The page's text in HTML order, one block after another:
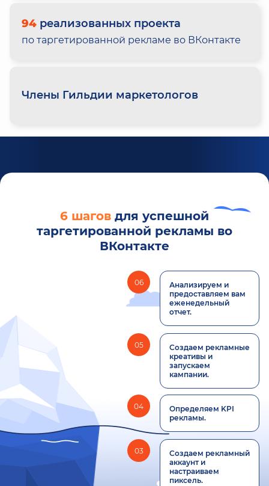
94 реализованных проекта
по таргетированной рекламе во ВКонтакте
Члены Гильдии маркетологов
6 шагов для успешной
таргетированной рекламы во
ВКонтакте
06
Анализируем и
предоставляем вам
еженедельный
отчет.
05
Создаем рекламные
креативы и
запускаем
кампании.
04
Определяем KPI
рекламы.
03
Создаем рекламный
аккаунт и
настраиваем
пиксель.